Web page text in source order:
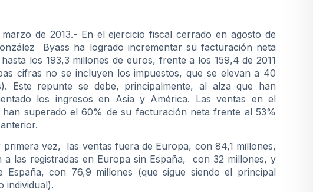
marzo de 2013.- En el ejercicio fiscal cerrado en agosto de
Byass ha logrado incrementar su facturación neta
los 193,3 millones de euros, frente a los 159,4 de 2011
cifras no se incluyen los impuestos, que se elevan a 40
Este repunte se debe, principalmente, al alza que han
los ingresos en Asia y América. Las ventas en el
han superado el 60% de su facturación neta frente al 53%
primera vez, las ventas fuera de Europa, con 84,1 millones,
a las registradas en Europa sin España, con 32 millones, y
España, con 76,9 millones (que sigue siendo el principal
individual).